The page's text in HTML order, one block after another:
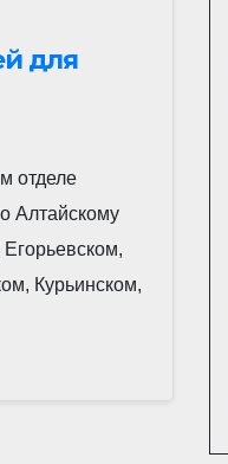
для
отделе
Алтайскому
Курьинском,